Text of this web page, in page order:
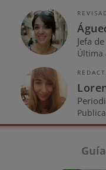
Jefa
Última